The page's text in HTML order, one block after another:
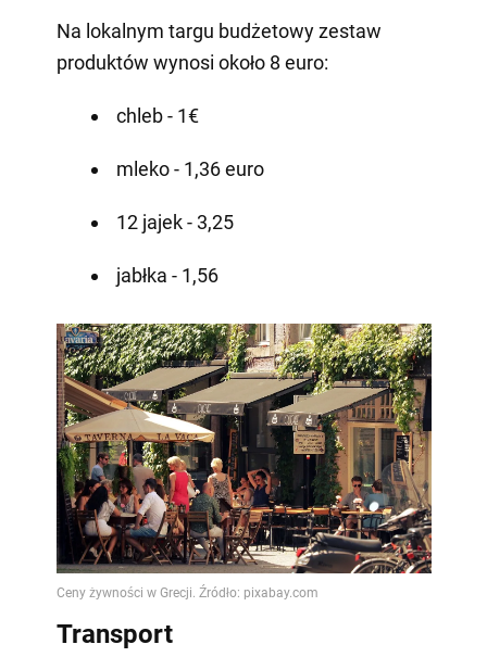
Na lokalnym targu budżetowy zestaw
produktów wynosi około 8 euro:
chleb - 1€
mleko - 1,36 euro
12 jajek - 3,25
jabłka - 1,56
Transport